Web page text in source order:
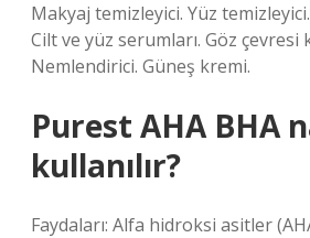
Makyaj temizleyici. Yüz
Cilt ve yüz serumları. Göz çevresi
Nemlendirici. Güneş kremi.
Purest AHA BHA
kullanılır?
Faydaları: Alfa hidroksi asitler